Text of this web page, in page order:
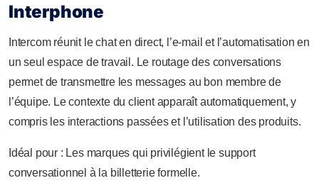
Interphone
Intercom réunit le chat en direct, l’e-mail et l’automatisation en
un seul espace de travail. Le routage des conversations
permet de transmettre les messages au bon membre de
l’équipe. Le contexte du client apparaît automatiquement, y
compris les interactions passées et l’utilisation des produits.
Idéal pour : Les marques qui privilégient le support
conversationnel à la billetterie formelle.